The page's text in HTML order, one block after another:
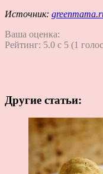
Источник:
Ваша оценка:
Рейтинг: 5.0 c 5 (1
Другие статьи: